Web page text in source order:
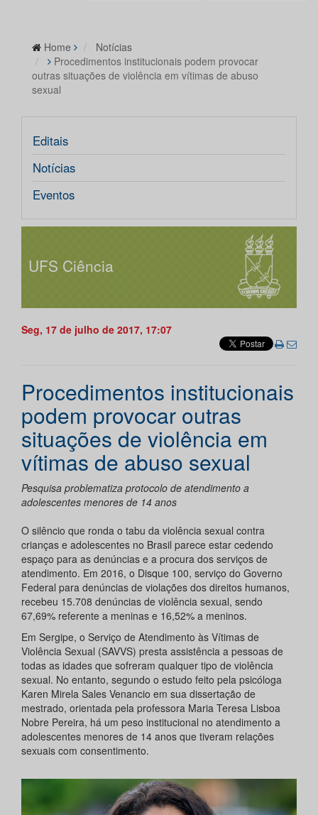
Home
Notícias
Procedimentos institucionais podem provocar
outras situações de violência em vítimas de abuso
sexual
Editais
Notícias
Eventos
UFS Ciência
Seg, 17 de julho de 2017, 17:07
Procedimentos institucionais
podem provocar outras
situações de violência em
vítimas de abuso sexual
Pesquisa problematiza protocolo de atendimento a
adolescentes menores de 14 anos
O silêncio que ronda o tabu da violência sexual contra
crianças e adolescentes no Brasil parece estar cedendo
espaço para as denúncias e a procura dos serviços de
atendimento. Em 2016, o Disque 100, serviço do Governo
Federal para denúncias de violações dos direitos humanos,
recebeu 15.708 denúncias de violência sexual, sendo
67,69% referente a meninas e 16,52% a meninos.
Em Sergipe, o Serviço de Atendimento às Vítimas de
Violência Sexual (SAVVS) presta assistência a pessoas de
todas as idades que sofreram qualquer tipo de violência
sexual. No entanto, segundo o estudo feito pela psicóloga
Karen Mirela Sales Venancio em sua dissertação de
mestrado, orientada pela professora Maria Teresa Lisboa
Nobre Pereira, há um peso institucional no atendimento a
adolescentes menores de 14 anos que tiveram relações
sexuais com consentimento.